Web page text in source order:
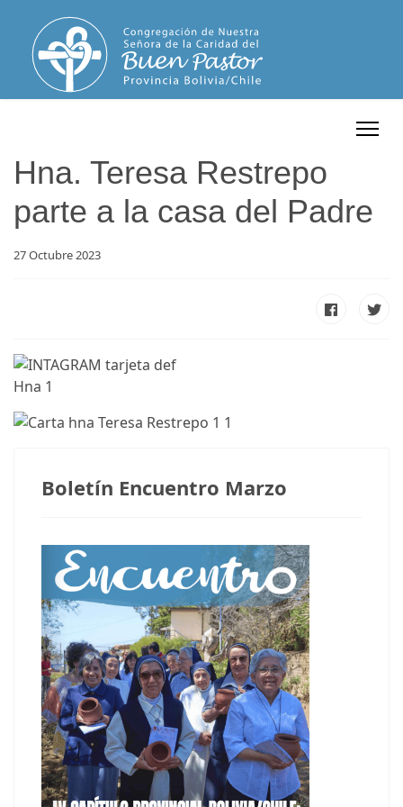
Hna. Teresa Restrepo
parte a la casa del Padre
27 Octubre 2023
Boletín Encuentro Marzo